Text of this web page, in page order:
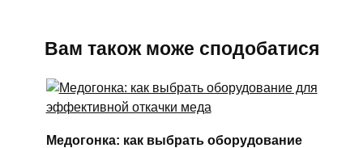
Вам також може сподобатися
Медогонка: как выбрать оборудование